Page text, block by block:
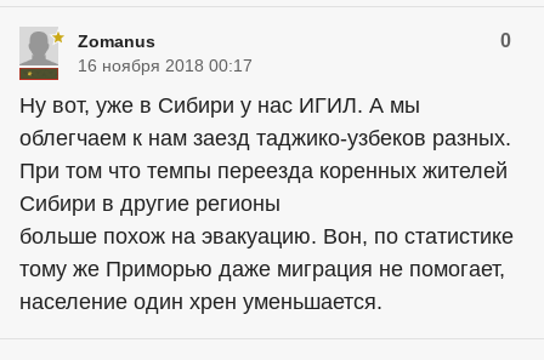
Zomanus 0
16 ноября 2018 00:17
Ну вот, уже в Сибири у нас ИГИЛ. А мы
облегчаем к нам заезд таджико-узбеков разных.
При том что темпы переезда коренных жителей
Сибири в другие регионы
больше похож на эвакуацию. Вон, по статистике
тому же Приморью даже миграция не помогает,
население один хрен уменьшается.